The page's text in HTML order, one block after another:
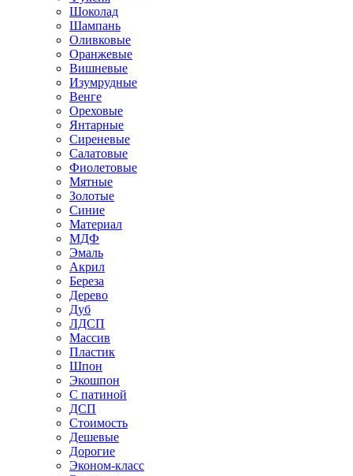
Шоколад
Шампань
Оливковые
Оранжевые
Вишневые
Изумрудные
Венге
Ореховые
Янтарные
Сиреневые
Салатовые
Фиолетовые
Мятные
Золотые
Синие
Материал
МДФ
Эмаль
Акрил
Береза
Дерево
Дуб
ЛДСП
Массив
Пластик
Шпон
Экошпон
С патиной
ДСП
Стоимость
Дешевые
Дорогие
Эконом-класс